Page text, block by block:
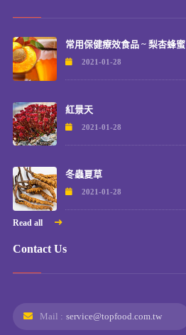
常用保健療效食品 ~ 梨杏蜂蜜
2021-01-28
紅景天
2021-01-28
冬蟲夏草
2021-01-28
Read all
Contact Us
Mail : service@topfood.com.tw